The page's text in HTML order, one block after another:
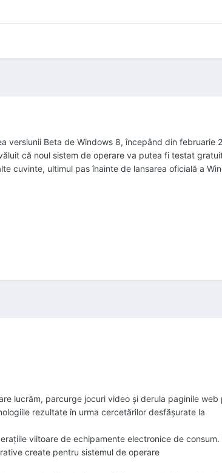
versiunii Beta de Windows 8, începând din
că noul sistem de operare va putea fi testat
cuvinte, ultimul pas înainte de lansarea oficială a
lucrăm, parcurge jocuri video şi derula paginile
rezultate în urma cercetărilor desfăşurate la
viitoare de echipamente electronice de
create pentru sistemul de operare